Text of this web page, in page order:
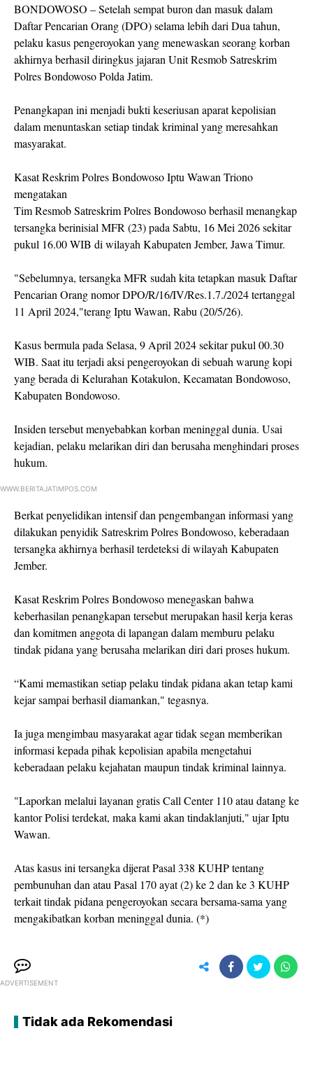
BONDOWOSO – Setelah sempat buron dan masuk dalam
Daftar Pencarian Orang (DPO) selama lebih dari Dua tahun,
pelaku kasus pengeroyokan yang menewaskan seorang korban
akhirnya berhasil diringkus jajaran Unit Resmob Satreskrim
Polres Bondowoso Polda Jatim.
Penangkapan ini menjadi bukti keseriusan aparat kepolisian
dalam menuntaskan setiap tindak kriminal yang meresahkan
masyarakat.
Kasat Reskrim Polres Bondowoso Iptu Wawan Triono
mengatakan
Tim Resmob Satreskrim Polres Bondowoso berhasil menangkap
tersangka berinisial MFR (23) pada Sabtu, 16 Mei 2026 sekitar
pukul 16.00 WIB di wilayah Kabupaten Jember, Jawa Timur.
"Sebelumnya, tersangka MFR sudah kita tetapkan masuk Daftar
Pencarian Orang nomor DPO/R/16/IV/Res.1.7./2024 tertanggal
11 April 2024,"terang Iptu Wawan, Rabu (20/5/26).
Kasus bermula pada Selasa, 9 April 2024 sekitar pukul 00.30
WIB. Saat itu terjadi aksi pengeroyokan di sebuah warung kopi
yang berada di Kelurahan Kotakulon, Kecamatan Bondowoso,
Kabupaten Bondowoso.
Insiden tersebut menyebabkan korban meninggal dunia. Usai
kejadian, pelaku melarikan diri dan berusaha menghindari proses
hukum.
WWW.BERITAJATIMPOS.COM
Berkat penyelidikan intensif dan pengembangan informasi yang
dilakukan penyidik Satreskrim Polres Bondowoso, keberadaan
tersangka akhirnya berhasil terdeteksi di wilayah Kabupaten
Jember.
Kasat Reskrim Polres Bondowoso menegaskan bahwa
keberhasilan penangkapan tersebut merupakan hasil kerja keras
dan komitmen anggota di lapangan dalam memburu pelaku
tindak pidana yang berusaha melarikan diri dari proses hukum.
“Kami memastikan setiap pelaku tindak pidana akan tetap kami
kejar sampai berhasil diamankan," tegasnya.
Ia juga mengimbau masyarakat agar tidak segan memberikan
informasi kepada pihak kepolisian apabila mengetahui
keberadaan pelaku kejahatan maupun tindak kriminal lainnya.
"Laporkan melalui layanan gratis Call Center 110 atau datang ke
kantor Polisi terdekat, maka kami akan tindaklanjuti," ujar Iptu
Wawan.
Atas kasus ini tersangka dijerat Pasal 338 KUHP tentang
pembunuhan dan atau Pasal 170 ayat (2) ke 2 dan ke 3 KUHP
terkait tindak pidana pengeroyokan secara bersama-sama yang
mengakibatkan korban meninggal dunia. (*)
ADVERTISEMENT
Tidak ada Rekomendasi